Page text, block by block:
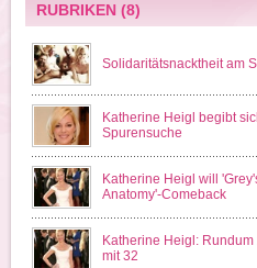
RUBRIKEN(8)
Solidaritätsnacktheit am
Katherine Heigl begibt
Spurensuche
Katherine Heigl will
Anatomy'-Comeback
Katherine Heigl: Rundum
mit 32